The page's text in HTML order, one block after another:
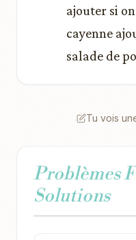
ajouter si
cayenne
salade de
Tu vois
Problèmes
Solutions